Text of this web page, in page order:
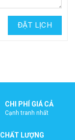
CHI PHÍ GIÁ CẢ
Cạnh tranh nhất
CHẤT LƯỢNG